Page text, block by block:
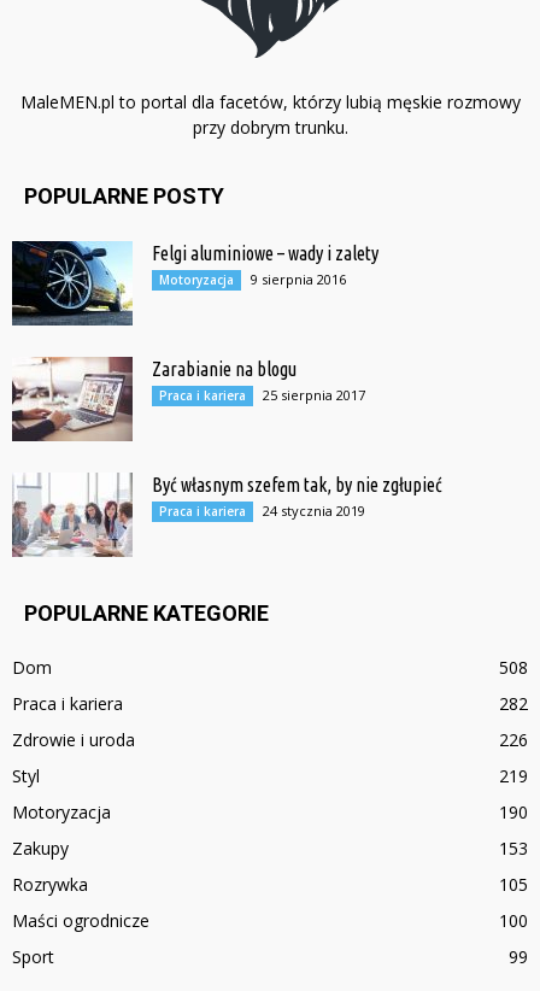
MaleMEN.pl to portal dla facetów, którzy lubią męskie rozmowy
przy dobrym trunku.
POPULARNE POSTY
Felgi aluminiowe – wady i zalety
Motoryzacja 9 sierpnia 2016
Zarabianie na blogu
Praca i kariera 25 sierpnia 2017
Być własnym szefem tak, by nie zgłupieć
Praca i kariera 24 stycznia 2019
POPULARNE KATEGORIE
Dom
508
Praca i kariera
282
Zdrowie i uroda
226
Styl
219
Motoryzacja
190
Zakupy
153
Rozrywka
105
Maści ogrodnicze
100
Sport
99